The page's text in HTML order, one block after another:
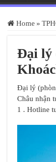
Home »
Đại lý
Đại lý
Châu nhận
1 . Hotline